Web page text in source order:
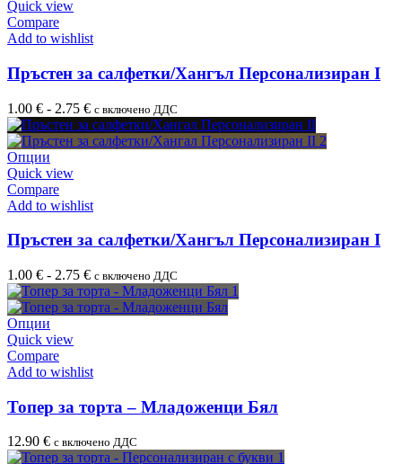
Quick view
Compare
Add to wishlist
Пръстен за салфетки/Хангъл Персонализиран I
1.00 € - 2.75 € с включено ДДС
Опции
Quick view
Compare
Add to wishlist
Пръстен за салфетки/Хангъл Персонализиран I
1.00 € - 2.75 € с включено ДДС
Опции
Quick view
Compare
Add to wishlist
Топер за торта – Младоженци Бял
12.90 € с включено ДДС